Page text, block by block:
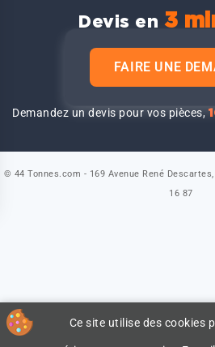
Devis en 3
FAIRE UNE
Demandez un devis pour vos pièces,
Ce site utilise des cookies
© 44 Tonnes.com - 169 Avenue René
16 87